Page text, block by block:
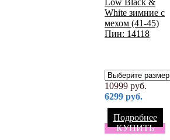
10999 руб.
6299 руб.
Подробнее
КУПИТЬ